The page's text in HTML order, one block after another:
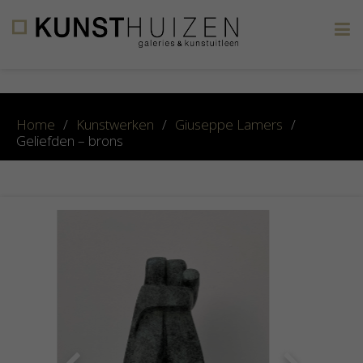
Home / Kunstwerken / Giuseppe Lamers /
Geliefden – brons